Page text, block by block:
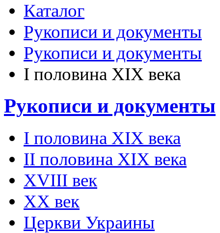
Каталог
Рукописи и документы
Рукописи и документы
I половина XIX века
Рукописи и документы
I половина XIX века
II половина XIX века
XVIII век
ХХ век
Церкви Украины